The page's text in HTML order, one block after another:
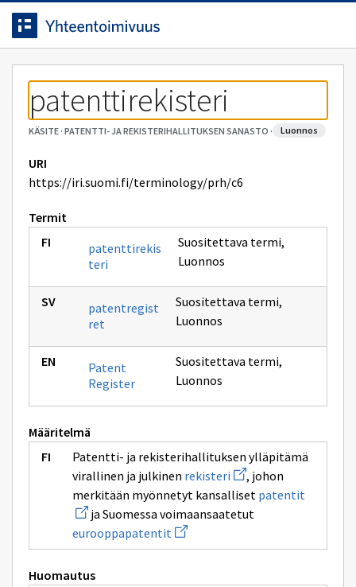
Siirrytty
sivulle
Siirry suoraan sisältöön.
patenttirekisteri
KÄSITE· PATENTTI- JA REKISTERIHALLITUKSEN SANASTO · luonnos
URI
https://iri.suomi.fi/terminology/prh/c6
Termit
patenttirekis
teri
Suositettava termi,
Luonnos
patentregist
ret
Suositettava termi,
Luonnos
Patent
Register
Suositettava termi,
Luonnos
Määritelmä
Patentti- ja rekisterihallituksen ylläpitämä
virallinen ja julkinen rekisteri Avaa
uuden
ikkunan
sivulle
rekisteri
, johon
merkitään myönnetyt kansalliset patentit
uuden
ja Suomessa voimaansaatetut
eurooppapatentit Avaa
uuden
ikkunan
Huomautus